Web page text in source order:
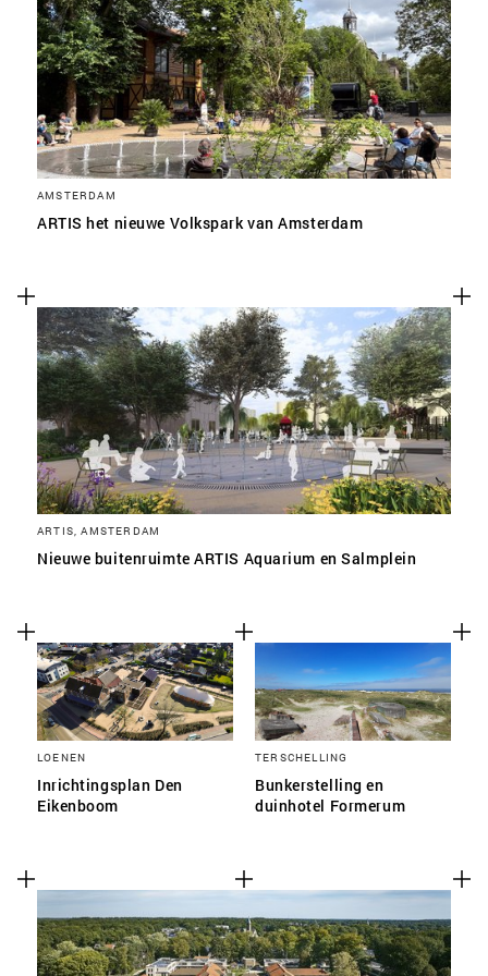
AMSTERDAM
ARTIS het nieuwe Volkspark van Amsterdam
ARTIS, AMSTERDAM
Nieuwe buitenruimte ARTIS Aquarium en Salmplein
LOENEN
Inrichtingsplan Den
Eikenboom
TERSCHELLING
Bunkerstelling en
duinhotel Formerum
SLA VOORKEUREN OP